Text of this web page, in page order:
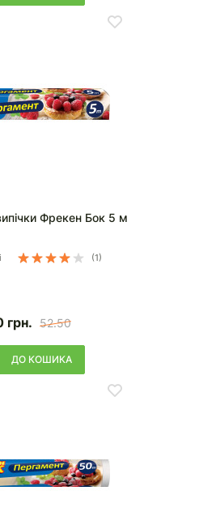
Фрекен Бок 5 м
(1)
грн. 52.50
ДО КОШИКА